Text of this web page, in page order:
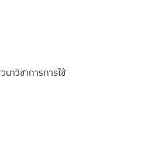
าวิชาการการใช้